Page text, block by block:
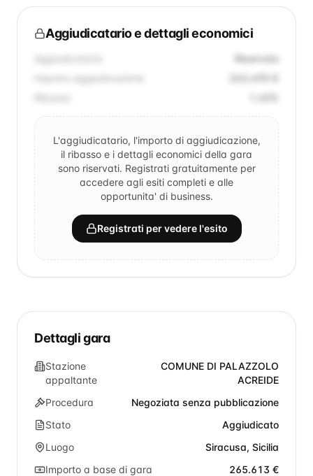
Aggiudicatario e dettagli economici
Riservato
L'aggiudicatario, l'importo di aggiudicazione,
il ribasso e i dettagli economici della gara
sono riservati. Registrati gratuitamente per
accedere agli esiti completi e alle
opportunita' di business.
Registrati per vedere l'esito
Dettagli gara
Stazione
appaltante
COMUNE DI PALAZZOLO
ACREIDE
Procedura
Negoziata senza pubblicazione
Stato
Aggiudicato
Luogo
Siracusa, Sicilia
Importo a base di gara
265.613 €